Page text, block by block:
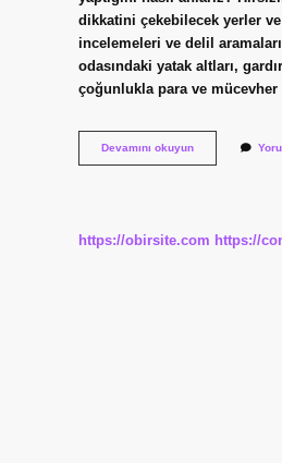
dikkatini çekebilecek yerler
incelemeleri ve delil
odasındaki yatak altları,
çoğunlukla para ve mücevher
Devamını okuyunHırsızlar
Hangi
https://obirsite.com https://